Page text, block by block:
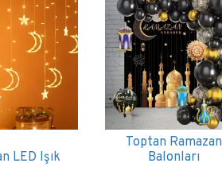
LED Işık
Toptan Ramazan
Balonları